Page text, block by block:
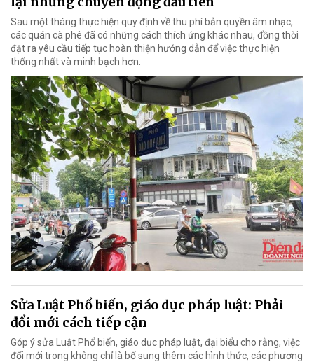
Sau một tháng thực hiện quy định về thu phí bản quyền âm nhạc,
các quán cà phê đã có những cách thích ứng khác nhau, đồng thời
đặt ra yêu cầu tiếp tục hoàn thiện hướng dẫn để việc thực hiện
thống nhất và minh bạch hơn.
Sửa Luật Phổ biến, giáo dục pháp luật: Phải
đổi mới cách tiếp cận
Góp ý sửa Luật Phổ biến, giáo dục pháp luật, đại biểu cho rằng, việc
đổi mới trong không chỉ là bổ sung thêm các hình thức, các phương